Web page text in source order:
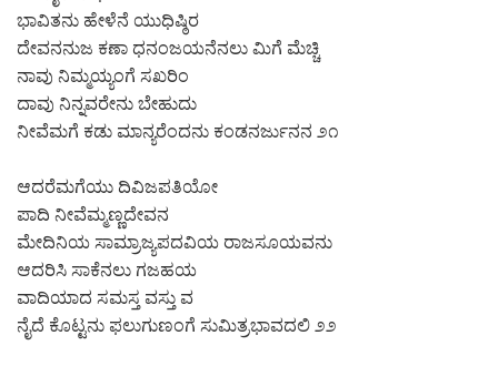
ಭಾವಿತನು ಹೇಳೆನೆ ಯುಧಿಷ್ಠಿರ
ದೇವನನುಜ ಕಣಾ ಧನಂಜಯನೆನಲು ಮಿಗೆ ಮೆಚ್ಚಿ
ನಾವು ನಿಮ್ಮಯ್ಯಂಗೆ ಸಖರಿಂ
ದಾವು ನಿನ್ನವರೇನು ಬೇಹುದು
ನೀವೆಮಗೆ ಕಡು ಮಾನ್ಯರೆಂದನು ಕಂಡನರ್ಜುನನ ೨೧
ಆದರೆಮಗೆಯು ದಿವಿಜಪತಿಯೋ
ಪಾದಿ ನೀವೆಮ್ಮಣ್ಣದೇವನ
ಮೇದಿನಿಯ ಸಾಮ್ರಾಜ್ಯಪದವಿಯ ರಾಜಸೂಯವನು
ಆದರಿಸಿ ಸಾಕೆನಲು ಗಜಹಯ
ವಾದಿಯಾದ ಸಮಸ್ತ ವಸ್ತು ವ
ನೈದೆ ಕೊಟ್ಟನು ಫಲುಗುಣಂಗೆ ಸುಮಿತ್ರಭಾವದಲಿ ೨೨